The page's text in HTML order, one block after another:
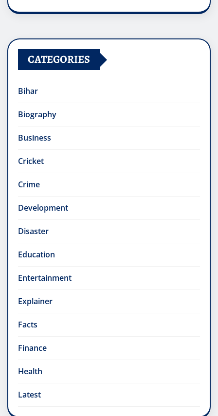
CATEGORIES
Bihar
Biography
Business
Cricket
Crime
Development
Disaster
Education
Entertainment
Explainer
Facts
Finance
Health
Latest